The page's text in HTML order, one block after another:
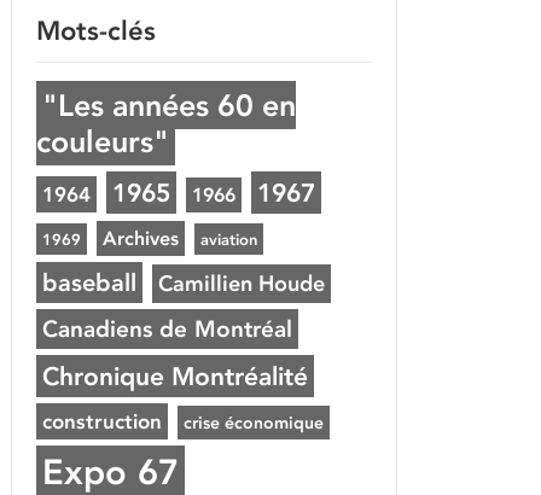
Mots-clés
"Les années 60 en
couleurs"
1964 1965 1966 1967
1969 Archives aviation
baseball Camillien Houde
Canadiens de Montréal
Chronique Montréalité
construction crise économique
Expo 67